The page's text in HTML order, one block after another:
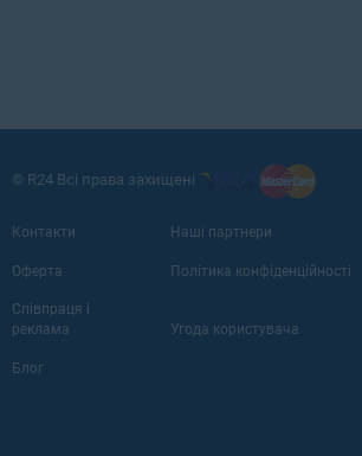
© R24 Всі права захищені
Контакти Наші партнери
Оферта Політика конфіденційності
Співпраця і
реклама
Угода користувача
Блог